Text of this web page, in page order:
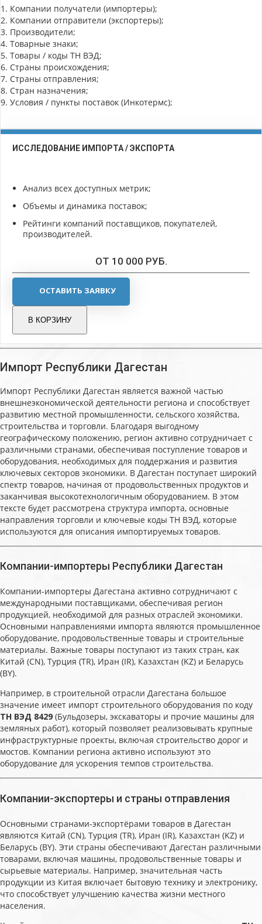
1. Компании получатели (импортеры);
2. Компании отправители (экспортеры);
3. Производители;
4. Товарные знаки;
5. Товары / коды ТН ВЭД;
6. Страны происхождения;
7. Страны отправления;
8. Стран назначения;
9. Условия / пункты поставок (Инкотермс);
ИССЛЕДОВАНИЕ ИМПОРТА / ЭКСПОРТА
Анализ всех доступных метрик;
Объемы и динамика поставок;
Рейтинги компаний поставщиков, покупателей,
производителей.
ОТ 10 000 РУБ.
ОСТАВИТЬ ЗАЯВКУ
В КОРЗИНУ
Импорт Республики Дагестан
Импорт Республики Дагестан является важной частью
внешнеэкономической деятельности региона и способствует
развитию местной промышленности, сельского хозяйства,
строительства и торговли. Благодаря выгодному
географическому положению, регион активно сотрудничает с
различными странами, обеспечивая поступление товаров и
оборудования, необходимых для поддержания и развития
ключевых секторов экономики. В Дагестан поступает широкий
спектр товаров, начиная от продовольственных продуктов и
заканчивая высокотехнологичным оборудованием. В этом
тексте будет рассмотрена структура импорта, основные
направления торговли и ключевые коды ТН ВЭД, которые
используются для описания импортируемых товаров.
Компании-импортеры Республики Дагестан
Компании-импортеры Дагестана активно сотрудничают с
международными поставщиками, обеспечивая регион
продукцией, необходимой для разных отраслей экономики.
Основными направлениями импорта являются промышленное
оборудование, продовольственные товары и строительные
материалы. Важные товары поступают из таких стран, как
Китай (CN), Турция (TR), Иран (IR), Казахстан (KZ) и Беларусь
(BY).
Например, в строительной отрасли Дагестана большое
значение имеет импорт строительного оборудования по коду
ТН ВЭД 8429 (Бульдозеры, экскаваторы и прочие машины для
земляных работ), который позволяет реализовывать крупные
инфраструктурные проекты, включая строительство дорог и
мостов. Компании региона активно используют это
оборудование для ускорения темпов строительства.
Компании-экспортеры и страны отправления
Основными странами-экспортёрами товаров в Дагестан
являются Китай (CN), Турция (TR), Иран (IR), Казахстан (KZ) и
Беларусь (BY). Эти страны обеспечивают Дагестан различными
товарами, включая машины, продовольственные товары и
сырьевые материалы. Например, значительная часть
продукции из Китая включает бытовую технику и электронику,
что способствует улучшению качества жизни местного
населения.